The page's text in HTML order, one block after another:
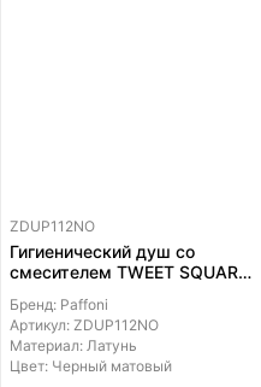
ZDUP112NO
Гигиенический душ со
смесителем TWEET SQUARE
лейка и держатель из
металла, шланг металл
1200мм, встраиваемая
часть в комплекте
Бренд: Paffoni
Артикул: ZDUP112NO
Материал: Латунь
Цвет: Черный матовый